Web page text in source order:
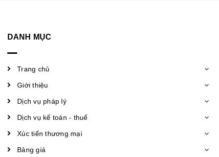
DANH MỤC
Trang chủ
Giới thiệu
Dịch vụ pháp lý
Dịch vụ kế toán - thuế
Xúc tiến thương mại
Bảng giá